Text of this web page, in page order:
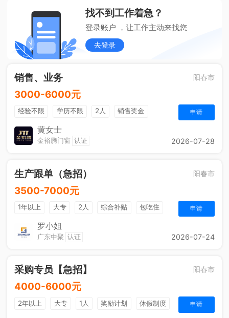
找不到工作着急？
登录账户 ，让工作主动来找您
去登录
销售、业务 阳春市
3000-6000元
经验不限 学历不限 2人
销售奖金
休假制度
申请
黄女士
金裕腾门窗 认证 2026-07-28
生产跟单（急招） 阳春市
3500-7000元
1年以上 大专 2人 综合补贴
包吃住
法定节假日
申请
罗小姐
广东中聚 认证 2026-07-24
采购专员【急招】 阳春市
4000-6000元
2年以上 大专 1人 奖励计划 休假制度 申请